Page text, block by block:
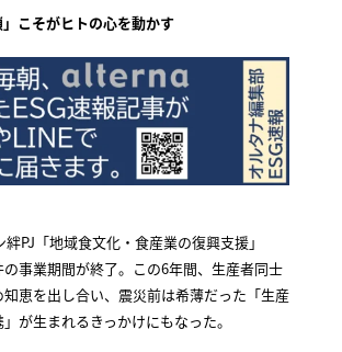
こそがヒトの心を動かす
PJ「地域食文化・食産業の復興支援」
事業期間が終了。この6年間、生産者同士
恵を出し合い、震災前は希薄だった「生産
が生まれるきっかけにもなった。